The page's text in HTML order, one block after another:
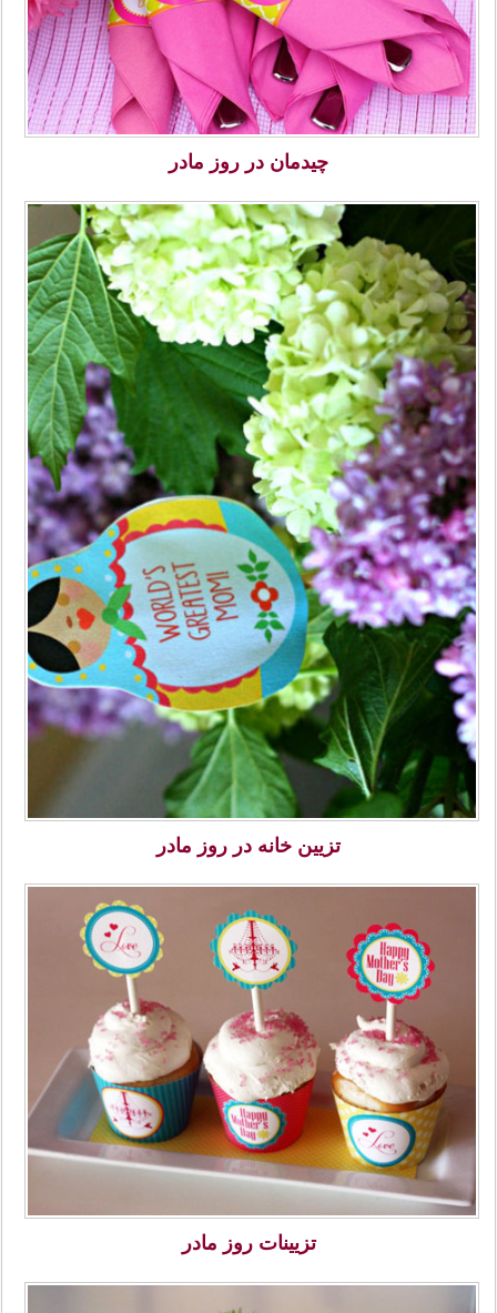
چیدمان در روز مادر
تزیین خانه در روز مادر
تزیینات روز مادر